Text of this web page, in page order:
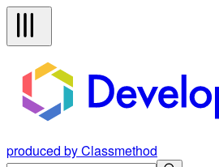
produced by Classmethod